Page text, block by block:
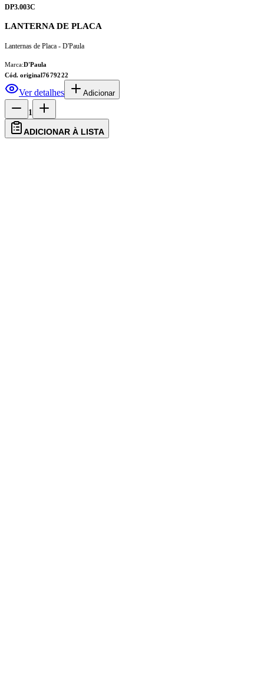
DP3.003C
LANTERNA DE PLACA
Lanternas de Placa - D'Paula
Marca:D'Paula
Cód. original7679222
Ver detalhes Adicionar
1
ADICIONAR À LISTA